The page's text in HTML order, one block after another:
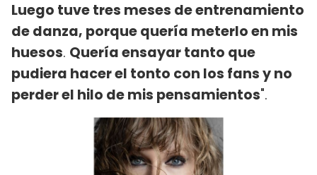
Luego tuve tres meses de entrenamiento
de danza, porque quería meterlo en mis
huesos. Quería ensayar tanto que
pudiera hacer el tonto con los fans y no
perder el hilo de mis pensamientos".